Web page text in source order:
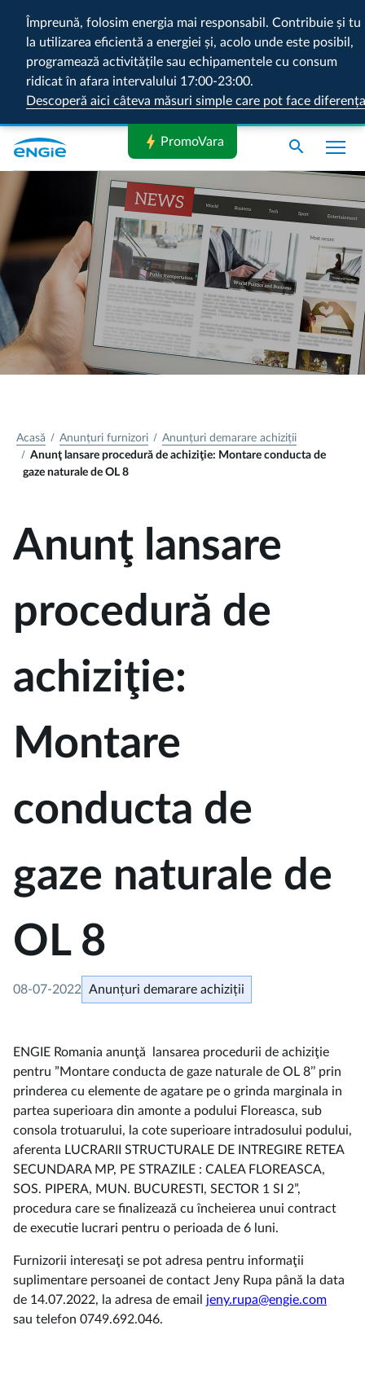
Împreună, folosim energia mai responsabil. Contribuie și tu
la utilizarea eficientă a energiei și, acolo unde este posibil,
programează activitățile sau echipamentele cu consum
ridicat în afara intervalului 17:00-23:00.
Descoperă aici câteva măsuri simple care pot face diferența
search
Acasă Anunțuri furnizori
Anunțuri demarare achiziții
Anunţ lansare procedură de achiziţie: Montare conducta de
gaze naturale de OL 8
Anunţ lansare
procedură de
achiziţie:
Montare
conducta de
gaze naturale de
OL 8
08-07-2022 Anunțuri demarare achiziții
ENGIE Romania anunţă lansarea procedurii de achiziţie
pentru ”Montare conducta de gaze naturale de OL 8’’ prin
prinderea cu elemente de agatare pe o grinda marginala in
partea superioara din amonte a podului Floreasca, sub
consola trotuarului, la cote superioare intradosului podului,
aferenta LUCRARII STRUCTURALE DE INTREGIRE RETEA
SECUNDARA MP, PE STRAZILE : CALEA FLOREASCA,
SOS. PIPERA, MUN. BUCURESTI, SECTOR 1 SI 2”,
procedura care se finalizează cu încheierea unui contract
de executie lucrari pentru o perioada de 6 luni.
Furnizorii interesaţi se pot adresa pentru informaţii
suplimentare persoanei de contact Jeny Rupa până la data
de 14.07.2022, la adresa de email jeny.rupa@engie.com
sau telefon 0749.692.046.
bolt PromoVara